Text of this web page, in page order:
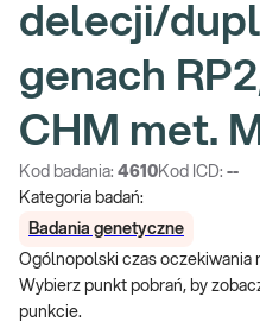
delecji/
genach
CHM met.
Kod badania: 4610Kod ICD: --
Kategoria badań:
Badania genetyczne
Ogólnopolski czas oczekiwania
Wybierz punkt pobrań, by
punkcie.